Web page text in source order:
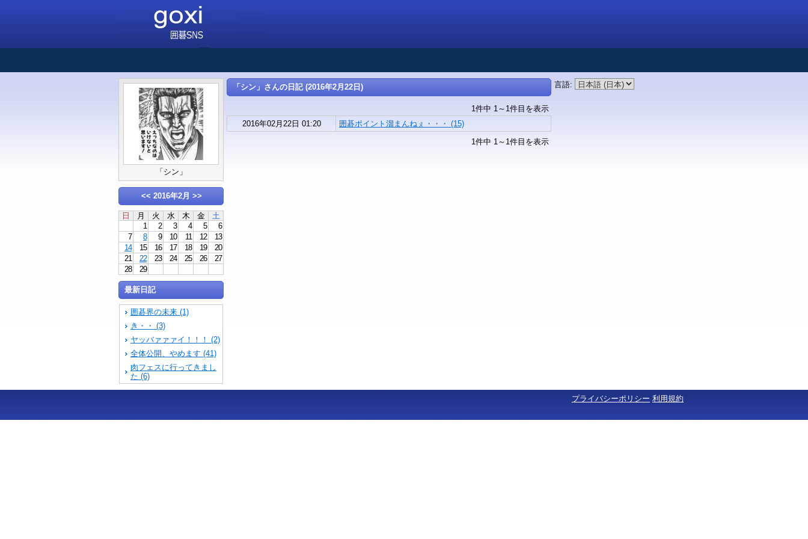
「シン」
<< 2016年2月 >>
日 月 火 水 木 金
土
1
2 3 4 5
6
7
8 9 10 11 12
13
14
15 16 17 18 19
20
21
22 23 24 25 26
27
28
29
最新日記
囲碁界の未来 (1)
き・・ (3)
ヤッバァァァイ！！！ (2)
全体公開、やめます (41)
肉フェスに行ってきまし
た (6)
「シン」さんの日記 (2016年2月22日)
1件中 1～1件目を表示
2016年02月22日 01:20
囲碁ポイント溜まんねぇ・・・ (15)
1件中 1～1件目を表示
言語:
プライバシーポリシー 利用規約